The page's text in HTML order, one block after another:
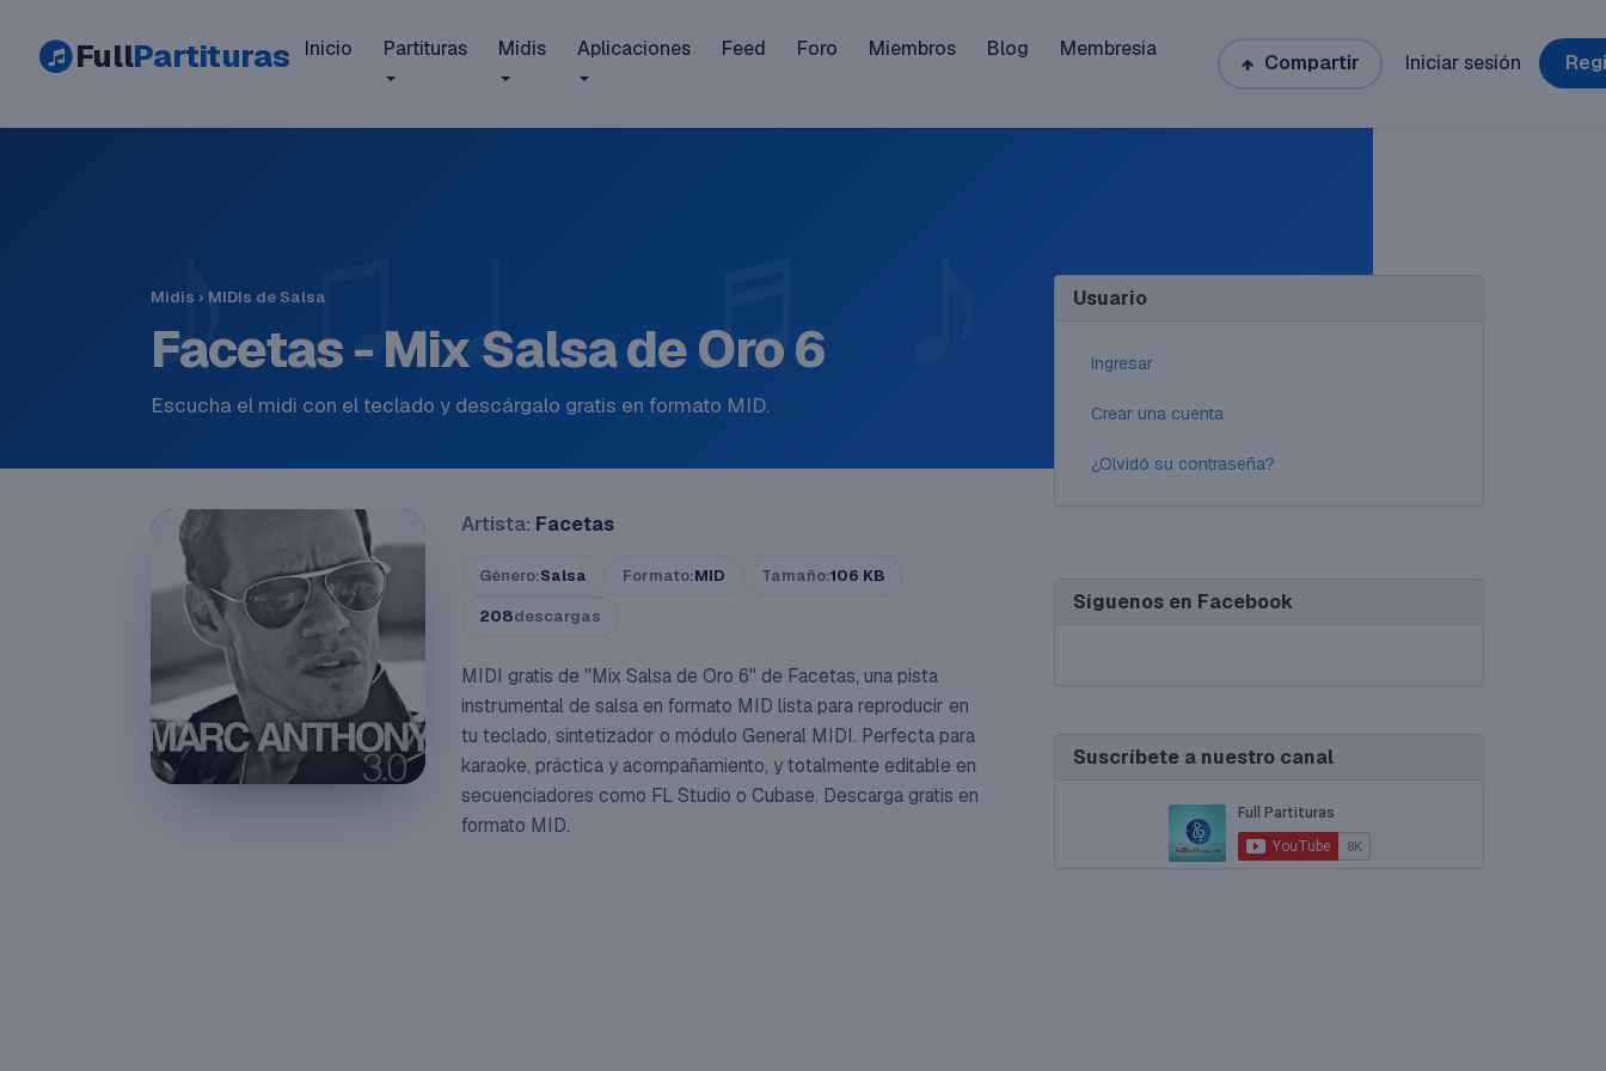
FullPartituras Inicio Partituras Midis Aplicaciones Feed Foro Miembros Blog Membresia
Compartir Iniciar sesión
Midis › MIDIs de Salsa
Facetas - Mix Salsa de Oro 6
Escucha el midi con el teclado y descárgalo gratis en formato MID.
Artista: Facetas
Género:Salsa Formato:MID Tamaño:106 KB
208descargas
MIDI gratis de "Mix Salsa de Oro 6" de Facetas, una pista
instrumental de salsa en formato MID lista para reproducir en
tu teclado, sintetizador o módulo General MIDI. Perfecta para
karaoke, práctica y acompañamiento, y totalmente editable en
secuenciadores como FL Studio o Cubase. Descarga gratis en
formato MID.
Usuario
Ingresar
Crear una cuenta
¿Olvidó su contraseña?
Síguenos en Facebook
Suscríbete a nuestro canal